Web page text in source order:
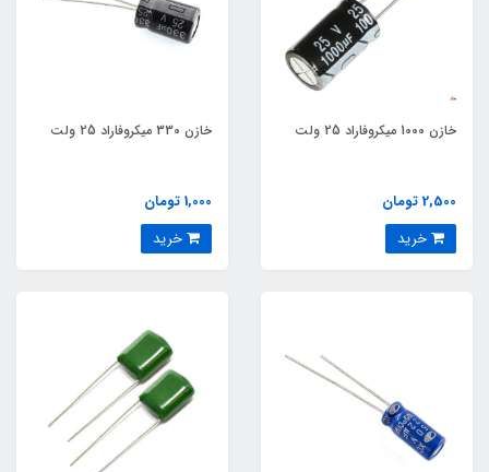
خازن 1000 میکروفاراد 25 ولت
2,500 تومان
خازن 330 میکروفاراد 25 ولت
1,000 تومان